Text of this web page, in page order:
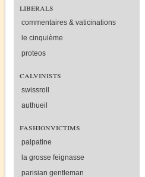
liberals
commentaires & vaticinations
le cinquième
proteos
calvinists
swissroll
authueil
fashionvictims
palpatine
la grosse feignasse
parisian gentleman